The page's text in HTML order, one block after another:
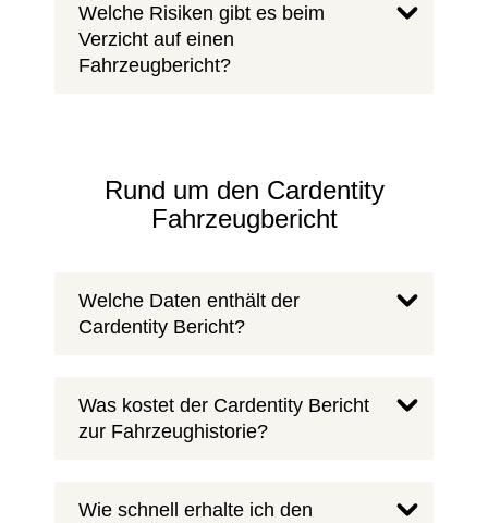
Welche Risiken gibt es beim
Verzicht auf einen
Fahrzeugbericht?
Rund um den Cardentity
Fahrzeugbericht
Welche Daten enthält der
Cardentity Bericht?
Was kostet der Cardentity Bericht
zur Fahrzeughistorie?
Wie schnell erhalte ich den